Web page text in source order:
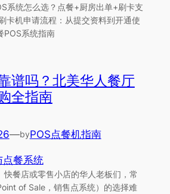
系统怎么选？点餐+厨房出单+刷卡支
卡机申请流程：从提交资料到开通使
POS系统指南
谱吗？北美华人餐厅
全指南
—byPOS点餐机指南
点餐系统
快餐店或零售小店的华人老板们，常
of Sale，销售点系统）的选择难